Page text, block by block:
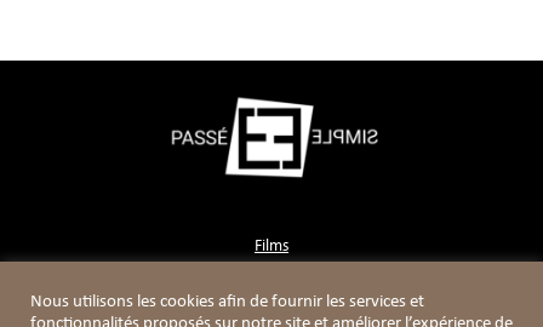
Films
Boutique
Nous utilisons les cookies afin de fournir les services et